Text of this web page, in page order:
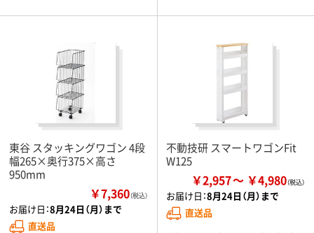
東谷 スタッキングワゴン 4段
幅265×奥行375×高さ
950mm
￥7,360（税込）
お届け日：8月24日（月）まで
直送品
不動技研 スマートワゴンFit
W125
￥2,957 ￥4,980
お届け日：8月24日（月）まで
直送品